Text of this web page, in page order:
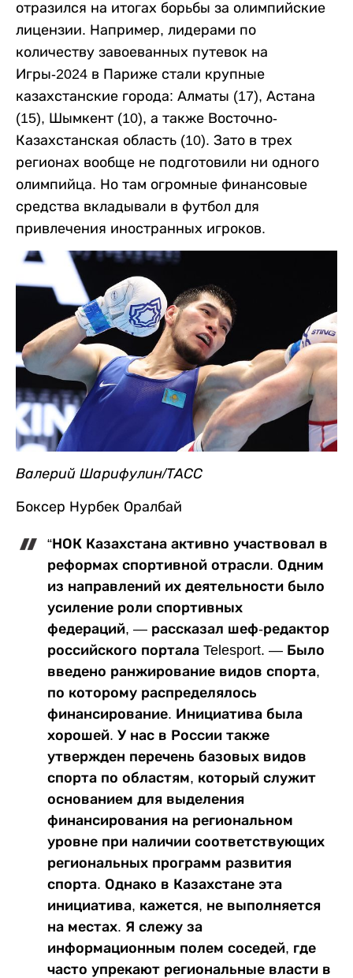
отразился на итогах борьбы за олимпийские
лицензии. Например, лидерами по
количеству завоеванных путевок на
Игры-2024 в Париже стали крупные
казахстанские города: Алматы (17), Астана
(15), Шымкент (10), а также Восточно-
Казахстанская область (10). Зато в трех
регионах вообще не подготовили ни одного
олимпийца. Но там огромные финансовые
средства вкладывали в футбол для
привлечения иностранных игроков.
Валерий Шарифулин/ТАСС
Боксер Нурбек Оралбай
“НОК Казахстана активно участвовал в
реформах спортивной отрасли. Одним
из направлений их деятельности было
усиление роли спортивных
федераций, — рассказал шеф-редактор
российского портала Telesport. — Было
введено ранжирование видов спорта,
по которому распределялось
финансирование. Инициатива была
хорошей. У нас в России также
утвержден перечень базовых видов
спорта по областям, который служит
основанием для выделения
финансирования на региональном
уровне при наличии соответствующих
региональных программ развития
спорта. Однако в Казахстане эта
инициатива, кажется, не выполняется
на местах. Я слежу за
информационным полем соседей, где
часто упрекают региональные власти в